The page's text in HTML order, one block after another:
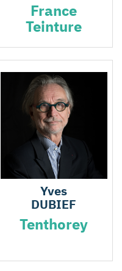
France
Teinture
Yves
DUBIEF
Tenthorey